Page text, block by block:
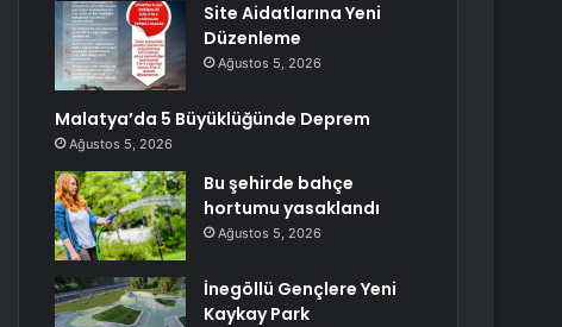
Site Aidatlarına Yeni
Düzenleme
Ağustos 5, 2026
Malatya’da 5 Büyüklüğünde Deprem
Ağustos 5, 2026
Bu şehirde bahçe
hortumu yasaklandı
Ağustos 5, 2026
İnegöllü Gençlere Yeni
Kaykay Park